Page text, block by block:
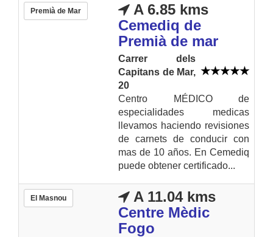
Premià de Mar
A 6.85 kms
Cemediq de
Premià de mar
Carrer dels
Capitans de Mar,
20
Centro MÉDICO de
especialidades medicas
llevamos haciendo revisiones
de carnets de conducir con
mas de 10 años. En Cemediq
puede obtener certificado...
El Masnou
A 11.04 kms
Centre Mèdic
Fogo